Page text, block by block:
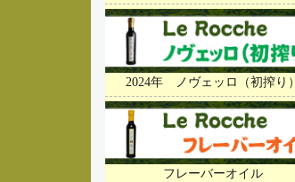
2024年 ノヴェッロ（初搾り）
フレーバーオイル